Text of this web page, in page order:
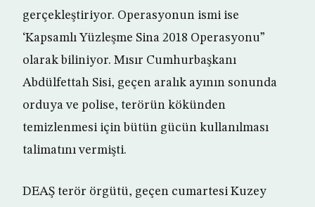
gerçekleştiriyor. Operasyonun ismi ise
‘Kapsamlı Yüzleşme Sina 2018 Operasyonu”
olarak biliniyor. Mısır Cumhurbaşkanı
Abdülfettah Sisi, geçen aralık ayının sonunda
orduya ve polise, terörün kökünden
temizlenmesi için bütün gücün kullanılması
talimatını vermişti.
DEAŞ terör örgütü, geçen cumartesi Kuzey